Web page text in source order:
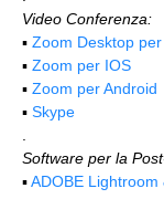
Video Conferenza:
▪️ Zoom Desktop
▪️ Zoom per IOS
▪️ Zoom per Android
▪️ Skype
Software per la
▪️ ADOBE Lightroom